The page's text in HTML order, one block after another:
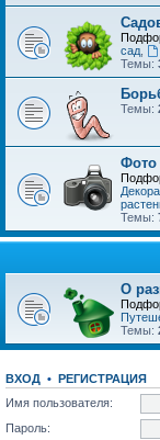
сад
Темы:
Темы:
Фото
Темы:
О
Темы:
ВХОД • РЕГИСТРАЦИЯ
Имя пользователя:
Пароль: